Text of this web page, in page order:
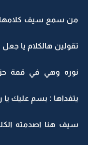
من سمع سيف كلامها
تقولين هالكلام يا
نوره وهي في قمة
يتفداها : بسم عليك يا
سيف هنا اصدمته